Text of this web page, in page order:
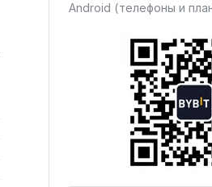
Android (телефоны и